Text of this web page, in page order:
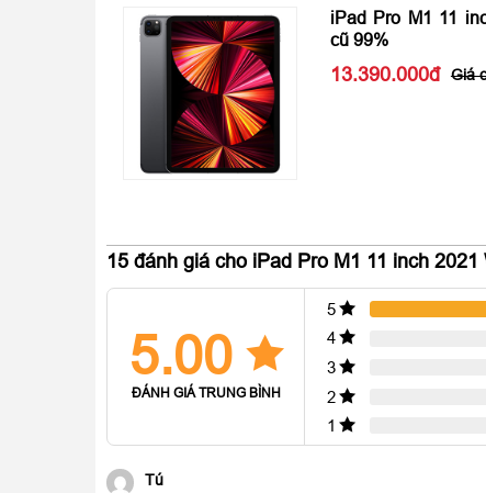
mô-đun hình vuông quen thuộc kết hợp với
Apple đều toát lên sự chú ý của mọi người tiêu dùng.
iPad Pro M1 11
cũ 99%
13.390.000
15 đánh giá cho iPad Pro M1 11 inch
5.00
ĐÁNH GIÁ TRUNG BÌNH
5
4
3
2
1
Tú